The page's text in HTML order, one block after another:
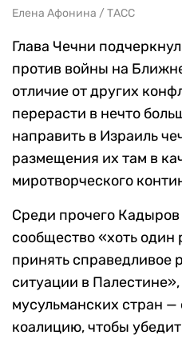
Елена Афонина / ТАСС
Глава Чечни
против войны на
отличие от других
перерасти в нечто
направить в Израиль
размещения их там в
миротворческого
Среди прочего
сообщество «хоть один
принять справедливое
ситуации в
мусульманских стран
коалицию, чтобы